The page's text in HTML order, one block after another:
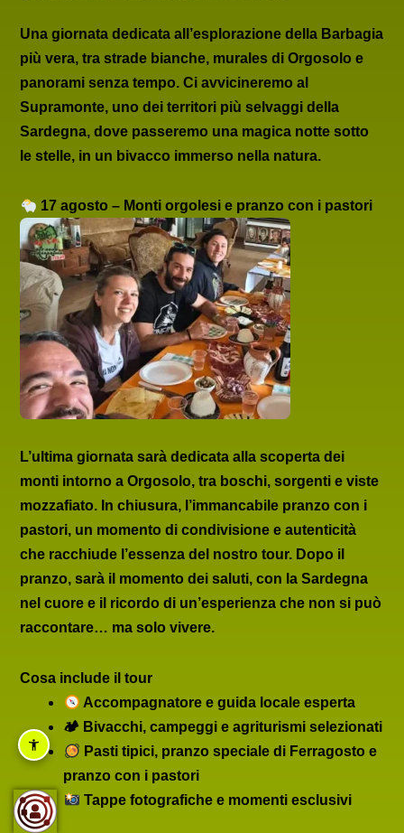
Una giornata dedicata all’esplorazione della Barbagia
più vera, tra strade bianche, murales diOrgosolo e
panorami senza tempo. Ci avvicineremo al
Supramonte, uno dei territori più selvaggi della
Sardegna, dove passeremo una magica notte sotto
le stelle, in un bivacco immerso nella natura.
17 agosto – Monti orgolesi e pranzo con i pastori
L’ultima giornata sarà dedicata alla scoperta dei
monti intorno aOrgosolo, tra boschi, sorgenti e viste
mozzafiato. In chiusura, l’immancabile pranzo con i
pastori, un momento di condivisione e autenticità
che racchiude l’essenza del nostro tour. Dopo il
pranzo, sarà il momento dei saluti, con laSardegna
nel cuore e il ricordo di un’esperienza che non si può
raccontare… ma solo vivere.
Cosa include il tour
Accompagnatore e guida locale esperta
🏕 Bivacchi, campeggi e agriturismi selezionati
Pasti tipici, pranzo speciale di Ferragosto e
pranzo con i pastori
Tappe fotografiche e momenti esclusivi